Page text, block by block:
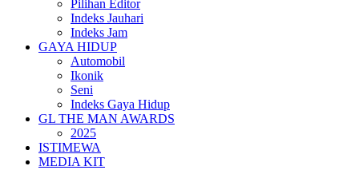
Pilihan Editor
Indeks Jauhari
Indeks Jam
GAYA HIDUP
Automobil
Ikonik
Seni
Indeks Gaya Hidup
GL THE MAN AWARDS
2025
ISTIMEWA
MEDIA KIT